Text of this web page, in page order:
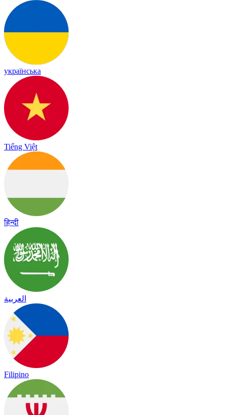
українська
Tiếng Việt
हिन्दी
العربية
Filipino